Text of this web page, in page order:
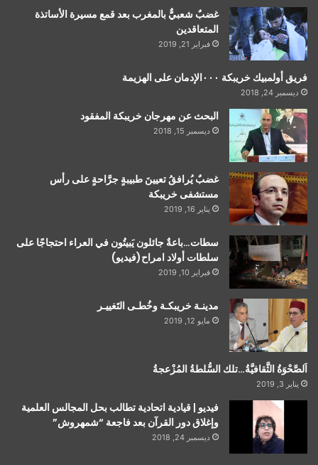
غضبٌ شعبيٌّ بالمغرب بعد قمع مسيرة الأساتذة
المتعاقدين
فبراير 21, 2019
فريق أولمبيك خريبكة ٠٠٠الإدمان على الهزيمة
ديسمبر 24, 2018
البحث عن مهرجان خريبكة المفقود
ديسمبر 15, 2018
غضبٌ يُرافقُ تعيينَ طبيبةٍ جرَّاحةٍ على رأس
مستشفى خريبكة
يناير 16, 2019
سطات…باعةٌ جائلون يَبيتُون في العراء احتجاجًا على
سلطات أولاد امراح(فيديو)
فبراير 10, 2019
مدينـة خريبكـة وخُطـى التَغييـر
مايو 12, 2019
اَلصَّحْوَةُ الثَّقافيَّةُ…تلك السُّلطةُ المُزْعجةُ
يناير 3, 2019
فيديو | قيادية اتحادية تطالب بحل المجالس العلمية
وإغلاق دور القرآن بعد فاجعة “شمهروش”
ديسمبر 24, 2018